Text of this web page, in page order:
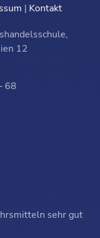
| Kontakt
12
68
sehr gut